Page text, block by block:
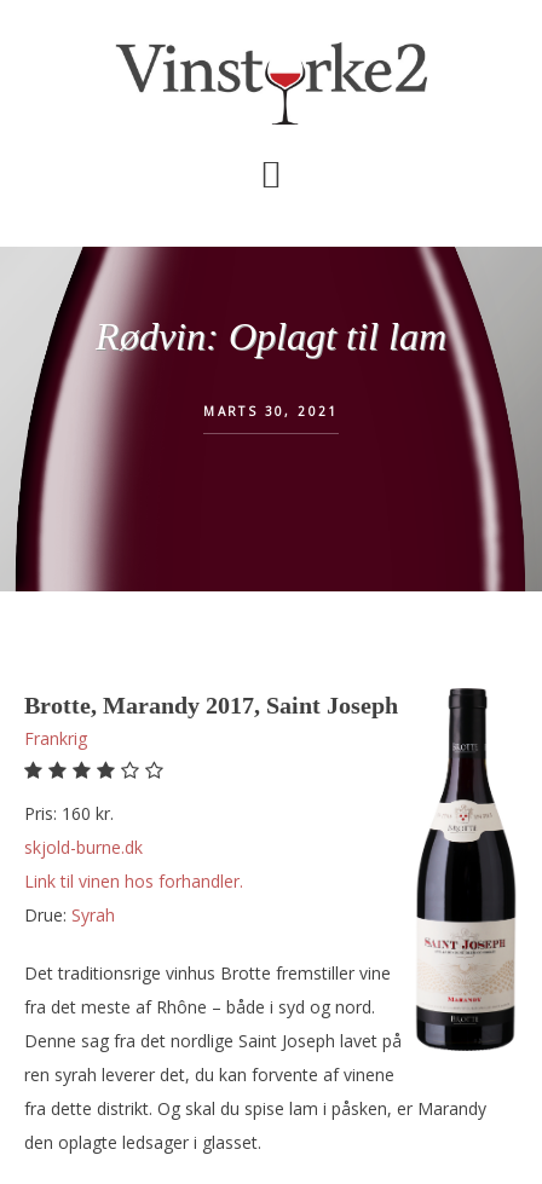
Rødvin: Oplagt til lam
MARTS 30, 2021
Brotte, Marandy 2017, Saint Joseph
Frankrig
Pris: 160 kr.
skjold-burne.dk
Link til vinen hos forhandler.
Drue:
syrah
Det traditionsrige vinhus Brotte fremstiller vine
fra det meste af Rhône – både i syd og nord.
Denne sag fra det nordlige Saint Joseph lavet på
ren syrah leverer det, du kan forvente af vinene
fra dette distrikt. Og skal du spise lam i påsken, er Marandy
den oplagte ledsager i glasset.